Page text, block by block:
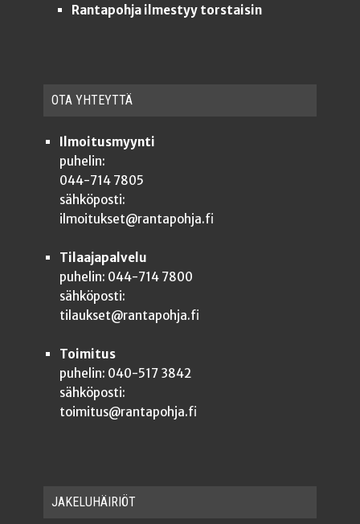
Rantapohja ilmestyy torstaisin
OTA YHTEYT­TÄ
Ilmoitusmyynti
puhelin:
044-714 7805
sähköposti:
ilmoitukset@rantapohja.fi
Tilaajapalvelu
puhelin: 044-714 7800
sähköposti:
tilaukset@rantapohja.fi
Toimitus
puhelin: 040-517 3842
sähköposti:
toimitus@rantapohja.fi
JAKE­LU­HÄI­RIÖT